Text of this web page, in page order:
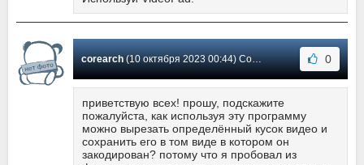
corearch(10 октября 2023 00:44) Сообщение #567 0
приветствую всех! прошу, подскажите
пожалуйста, как используя эту программу
можно вырезать определённый кусок видео и
сохранить его в том виде в котором он
закодирован? потому что я пробовал из